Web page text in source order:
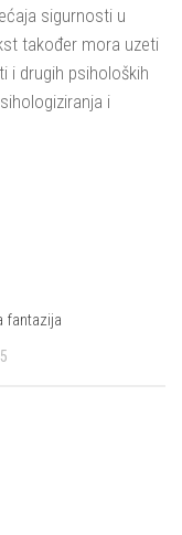
sigurnosti u
također mora uzeti
i drugih psiholoških
i
fantazija